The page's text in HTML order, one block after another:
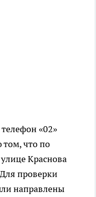
«02»
том, что по
Краснова
проверки
направлены